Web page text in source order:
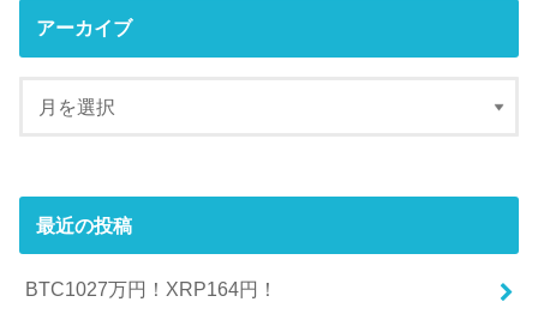
アーカイブ
最近の投稿
BTC1027万円！XRP164円！